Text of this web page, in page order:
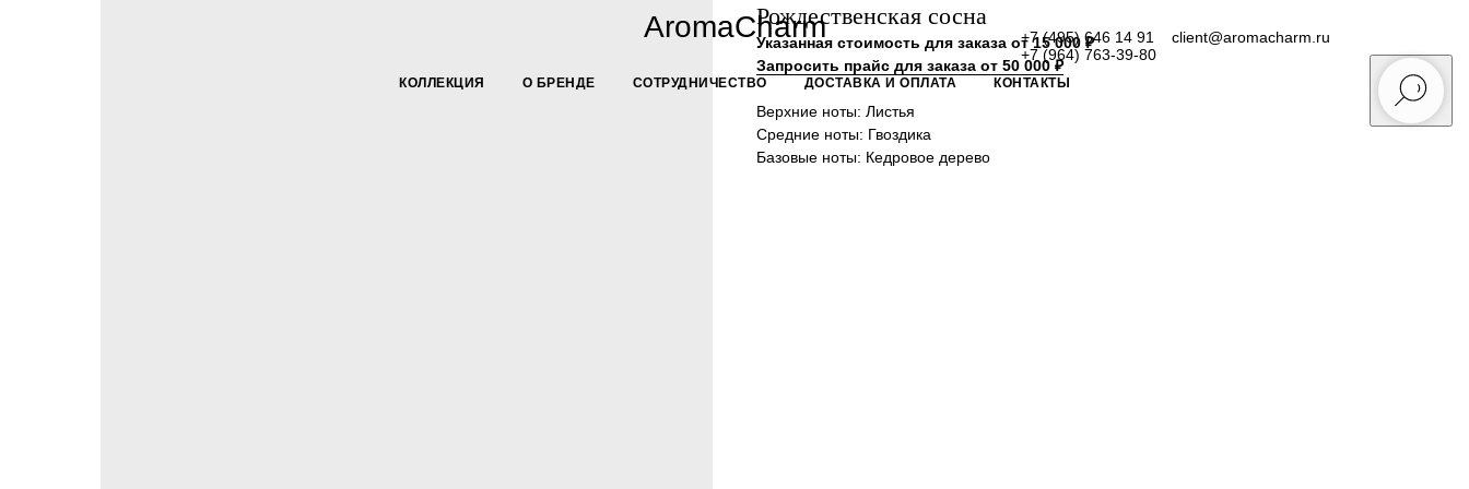
AromaCharm +7 (495) 646 14 91
client@aromacharm.ru
+7 (964) 763-39-80
КОЛЛЕКЦИЯ О БРЕНДЕ СОТРУДНИЧЕСТВО ДОСТАВКА И ОПЛАТА КОНТАКТЫ
Рождественская сосна
Указанная стоимость для заказа от 15 000 ₽
Запросить прайс для заказа от 50 000 ₽
Верхние ноты: Листья
Средние ноты: Гвоздика
Базовые ноты: Кедровое дерево